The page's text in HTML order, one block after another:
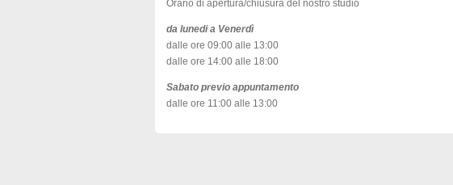
Orario di apertura/chiusura del nostro studio
da lunedi a Venerdì
dalle ore 09:00 alle 13:00
dalle ore 14:00 alle 18:00
Sabato previo appuntamento
dalle ore 11:00 alle 13:00